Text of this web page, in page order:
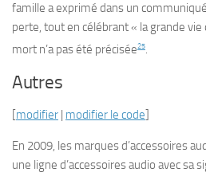
famille a exprimé dans un
perte, tout en célébrant « la grande vie
mort n’a pas été précisée25.
Autres
[modifier | modifier le code]
En 2009, les marques d’accessoires
une ligne d’accessoires audio avec sa